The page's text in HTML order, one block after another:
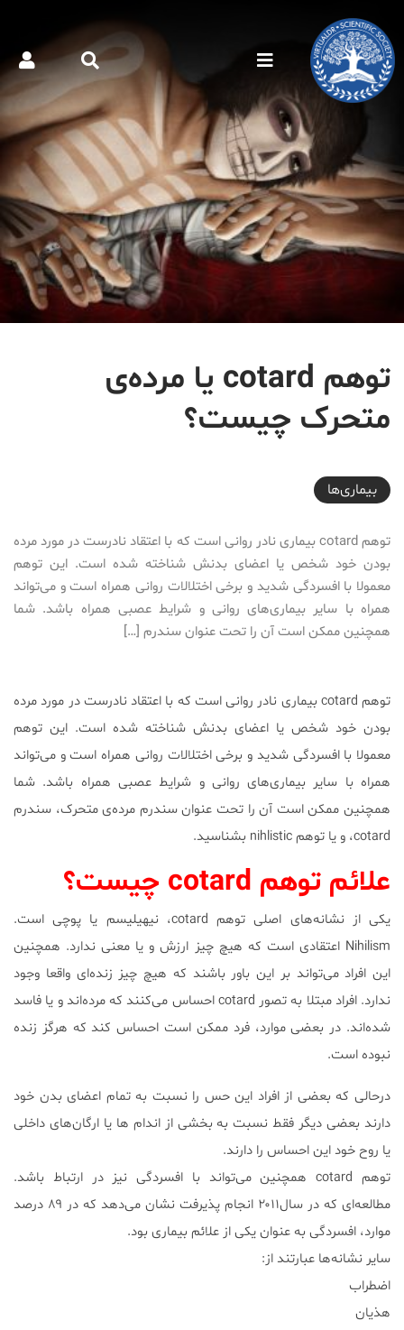
توهم cotard یا مرده‌ی
متحرک چیست؟
2025-10-06T23:23:45+03:30
بیماری‌ها
توهم cotard بیماری نادر روانی است که با اعتقاد نادرست در مورد مرده
بودن خود شخص یا اعضای بدنش شناخته شده است. این توهم
معمولا با افسردگی شدید و برخی اختلالات روانی همراه است و می‌تواند
همراه با سایر بیماری‌های روانی و شرایط عصبی همراه باشد. شما
همچنین ممکن است آن را تحت عنوان سندرم […]
توهم cotard بیماری نادر روانی است که با اعتقاد نادرست در مورد مرده
بودن خود شخص یا اعضای بدنش شناخته شده است. این توهم
معمولا با افسردگی شدید و برخی اختلالات روانی همراه است و می‌تواند
همراه با سایر بیماری‌های روانی و شرایط عصبی همراه باشد. شما
همچنین ممکن است آن را تحت عنوان سندرم مرده‌ی متحرک، سندرم
cotard، و یا توهم nihlistic بشناسید.
علائم توهم cotard چیست؟
یکی از نشانه‌های اصلی توهم cotard، نیهیلیسم یا پوچی است.
Nihilism اعتقادی است که هیچ چیز ارزش و یا معنی ندارد. همچنین
این افراد می‌تواند بر این باور باشند که هیچ چیز زنده‌ای واقعا وجود
ندارد. افراد مبتلا به تصور cotard احساس می‌کنند که مرده‌اند و یا فاسد
شده‌اند. در بعضی موارد، فرد ممکن است احساس کند که هرگز زنده
نبوده است.
درحالی که بعضی از افراد این حس را نسبت به تمام اعضای بدن خود
دارند بعضی دیگر فقط نسبت به بخشی از اندام ها یا ارگان‌های داخلی
یا روح خود این احساس را دارند.
توهم cotard همچنین می‌‌تواند با افسردگی نیز در ارتباط باشد.
مطالعه‌ای که در سال۲۰۱۱ انجام پذیرفت نشان می‌دهد که در ۸۹ درصد
موارد، افسردگی به عنوان یکی از علائم بیماری بود.
سایر نشانه‌ها عبارتند از:
اضطراب
هذیان